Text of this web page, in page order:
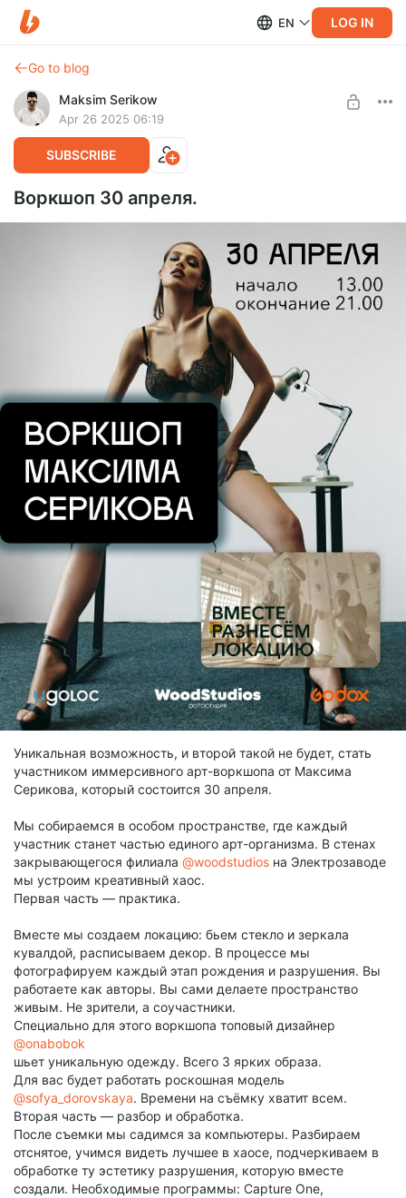
EN LOG IN
Go to blog
Maksim Serikow
Apr 26 2025 06:19
SUBSCRIBE
Воркшоп 30 апреля.
Уникальная возможность, и второй такой не будет, стать
участником иммерсивного арт-воркшопа от Максима
Серикова, который состоится 30 апреля.
Мы собираемся в особом пространстве, где каждый
участник станет частью единого арт-организма. В стенах
закрывающегося филиала @woodstudios на Электрозаводе
мы устроим креативный хаос.
Первая часть — практика.
Вместе мы создаем локацию: бьем стекло и зеркала
кувалдой, расписываем декор. В процессе мы
фотографируем каждый этап рождения и разрушения. Вы
работаете как авторы. Вы сами делаете пространство
живым. Не зрители, а соучастники.
Специально для этого воркшопа топовый дизайнер
@onabobok
шьет уникальную одежду. Всего 3 ярких образа.
Для вас будет работать роскошная модель
@sofya_dorovskaya. Времени на съёмку хватит всем.
Вторая часть — разбор и обработка.
После съемки мы садимся за компьютеры. Разбираем
отснятое, учимся видеть лучшее в хаосе, подчеркиваем в
обработке ту эстетику разрушения, которую вместе
создали. Необходимые программы: Capture One,